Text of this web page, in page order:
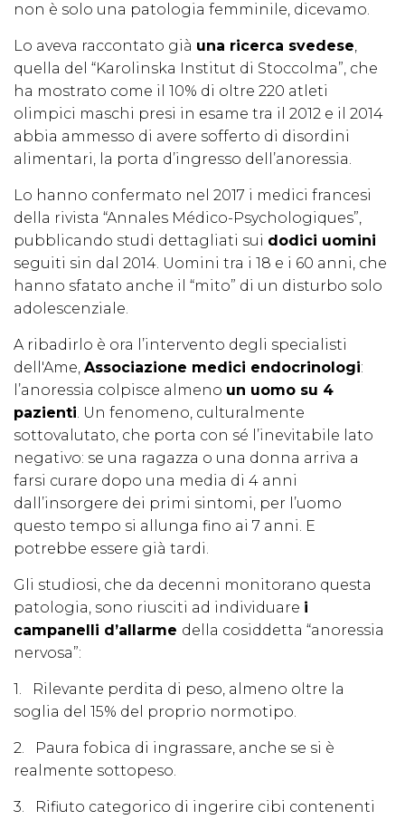
non è solo una patologia femminile, dicevamo.
Lo aveva raccontato già una ricerca svedese,
quella del “Karolinska Institut di Stoccolma”, che
ha mostrato come il 10% di oltre 220 atleti
olimpici maschi presi in esame tra il 2012 e il 2014
abbia ammesso di avere sofferto di disordini
alimentari, la porta d’ingresso dell’anoressia.
Lo hanno confermato nel 2017 i medici francesi
della rivista “Annales Médico-Psychologiques”,
pubblicando studi dettagliati sui dodici uomini
seguiti sin dal 2014. Uomini tra i 18 e i 60 anni, che
hanno sfatato anche il “mito” di un disturbo solo
adolescenziale.
A ribadirlo è ora l’intervento degli specialisti
dell'Ame, Associazione medici endocrinologi:
l’anoressia colpisce almeno un uomo su 4
pazienti. Un fenomeno, culturalmente
sottovalutato, che porta con sé l’inevitabile lato
negativo: se una ragazza o una donna arriva a
farsi curare dopo una media di 4 anni
dall’insorgere dei primi sintomi, per l’uomo
questo tempo si allunga fino ai 7 anni. E
potrebbe essere già tardi.
Gli studiosi, che da decenni monitorano questa
patologia, sono riusciti ad individuare i
campanelli d’allarme della cosiddetta “anoressia
nervosa”:
1. Rilevante perdita di peso, almeno oltre la
soglia del 15% del proprio normotipo.
2. Paura fobica di ingrassare, anche se si è
realmente sottopeso.
3. Rifiuto categorico di ingerire cibi contenenti